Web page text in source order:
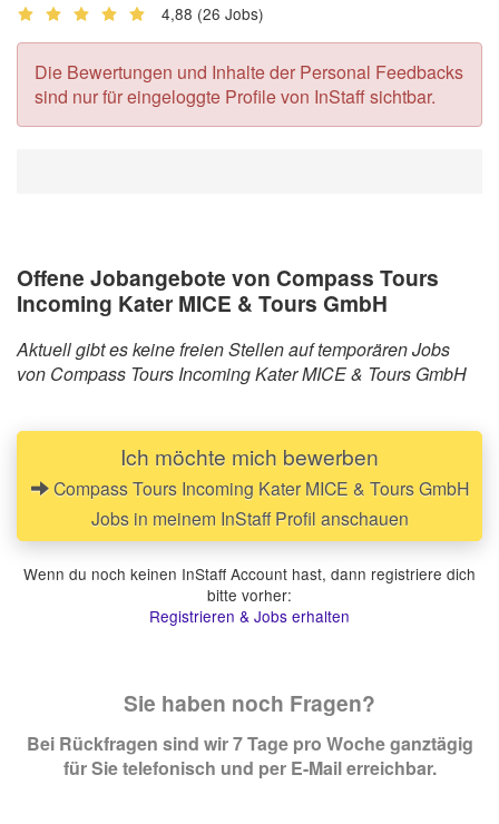
4,88 (26 Jobs)
Die Bewertungen und Inhalte der Personal Feedbacks
sind nur für eingeloggte Profile von InStaff sichtbar.
Offene Jobangebote von Compass Tours
Incoming Kater MICE & Tours GmbH
Aktuell gibt es keine freien Stellen auf temporären Jobs
von Compass Tours Incoming Kater MICE & Tours GmbH
Ich möchte mich bewerben
Compass Tours Incoming Kater MICE & Tours GmbH
Jobs in meinem InStaff Profil anschauen
Wenn du noch keinen InStaff Account hast, dann registriere dich
bitte vorher:
Registrieren & Jobs erhalten
Sie haben noch Fragen?
Bei Rückfragen sind wir 7 Tage pro Woche ganztägig
für Sie telefonisch und per E-Mail erreichbar.